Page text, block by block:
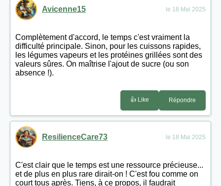
Avicenne15 le 18 Mai 2025
Complètement d'accord, le temps c'est vraiment la
difficulté principale. Sinon, pour les cuissons rapides,
les légumes vapeurs et les protéines grillées sont des
valeurs sûres. On maîtrise l'ajout de sucre (ou son
absence !).
👍 Like Répondre
ResilienceCare73 le 18 Mai 2025
C'est clair que le temps est une ressource précieuse...
et de plus en plus rare dirait-on ! C'est fou comme on
court tous après. Tiens, à ce propos, il faudrait